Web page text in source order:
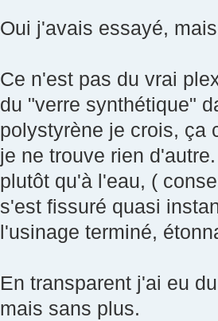
Oui j'avais essayé,
Ce n'est pas du vrai
du "verre synthétique"
polystyrène je crois, ça
je ne trouve rien
plutôt qu'à l'eau, (
s'est fissuré quasi
l'usinage terminé,
En transparent j'ai eu
mais sans plus.